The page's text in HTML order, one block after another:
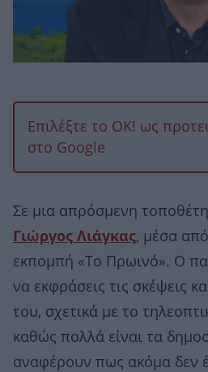
Επιλέξτε το OK! ως
στο Google
Σε μια απρόσμενη
Γιώργος Λιάγκας, μέσα
εκπομπή «Το Πρωινό». Ο
να εκφράσεις τις σκέψεις
του, σχετικά με το
καθώς πολλά είναι τα
αναφέρουν πως ακόμα δεν